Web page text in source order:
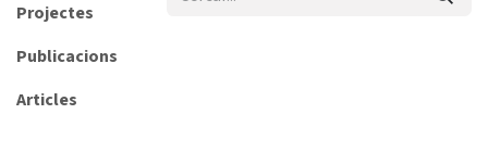
Projectes
Publicacions
Articles